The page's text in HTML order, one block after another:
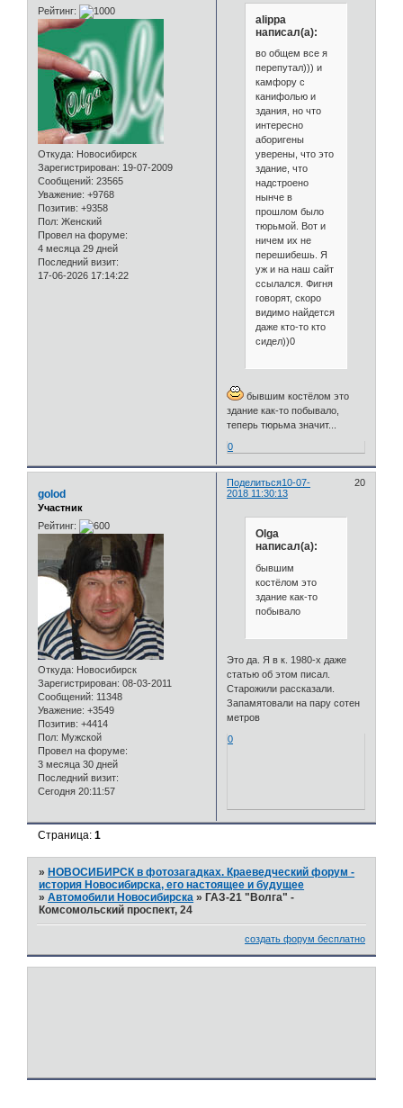
Рейтинг:
Откуда: Новосибирск
Зарегистрирован: 19-07-2009
Сообщений: 23565
Уважение: +9768
Позитив: +9358
Пол: Женский
Провел на форуме:
4 месяца 29 дней
Последний визит:
17-06-2026 17:14:22
alippa
написал(а):
во общем все я
перепутал))) и
камфору с
канифолью и
здания, но что
интересно
аборигены
уверены, что это
здание, что
надстроено
нынче в
прошлом было
тюрьмой. Вот и
ничем их не
перешибешь. Я
уж и на наш сайт
ссылался. Фигня
говорят, скоро
видимо найдется
даже кто-то кто
сидел))0
бывшим костёлом это
здание как-то побывало,
теперь тюрьма значит...
0
Поделиться 20
10-07-
2018 11:30:13
golod
Участник
Рейтинг:
Откуда: Новосибирск
Зарегистрирован: 08-03-2011
Сообщений: 11348
Уважение: +3549
Позитив: +4414
Пол: Мужской
Провел на форуме:
3 месяца 30 дней
Последний визит:
Сегодня 20:11:57
Olga
написал(а):
бывшим
костёлом это
здание как-то
побывало
Это да. Я в к. 1980-х даже
статью об этом писал.
Старожили рассказали.
Запамятовали на пару сотен
метров
0
Страница:1
» НОВОСИБИРСК в фотозагадках. Краеведческий форум -
история Новосибирска, его настоящее и будущее
»Автомобили Новосибирска » ГАЗ-21 "Волга" -
Комсомольский проспект, 24
создать форум бесплатно